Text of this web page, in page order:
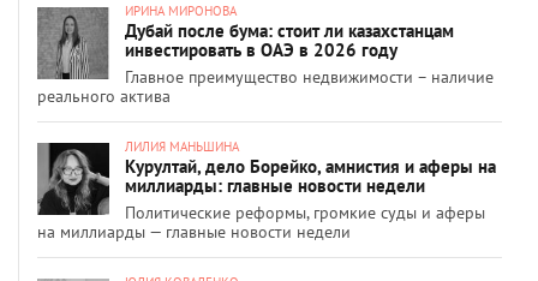
ИРИНА МИРОНОВА
Дубай после бума: стоит ли казахстанцам
инвестировать в ОАЭ в 2026 году
Главное преимущество недвижимости – наличие
реального актива
ЛИЛИЯ МАНЬШИНА
Курултай, дело Борейко, амнистия и аферы на
миллиарды: главные новости недели
Политические реформы, громкие суды и аферы
на миллиарды — главные новости недели